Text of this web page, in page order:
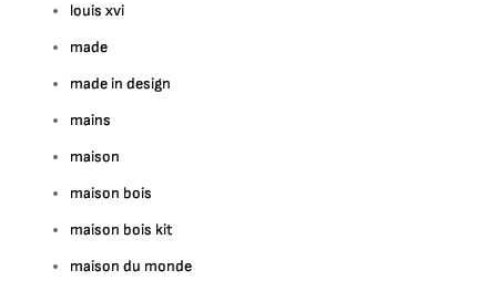
louis xvi
made
made in design
mains
maison
maison bois
maison bois kit
maison du monde